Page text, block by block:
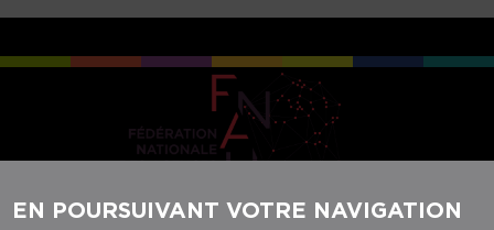
EN POURSUIVANT VOTRE NAVIGATION